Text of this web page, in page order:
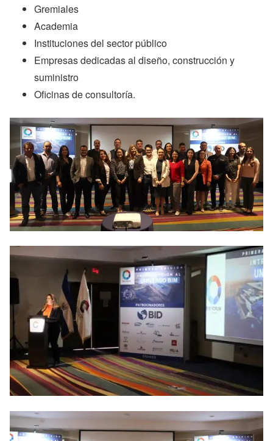
Gremiales
Academia
Instituciones del sector público
Empresas dedicadas al diseño, construcción y
suministro
Oficinas de consultoría.